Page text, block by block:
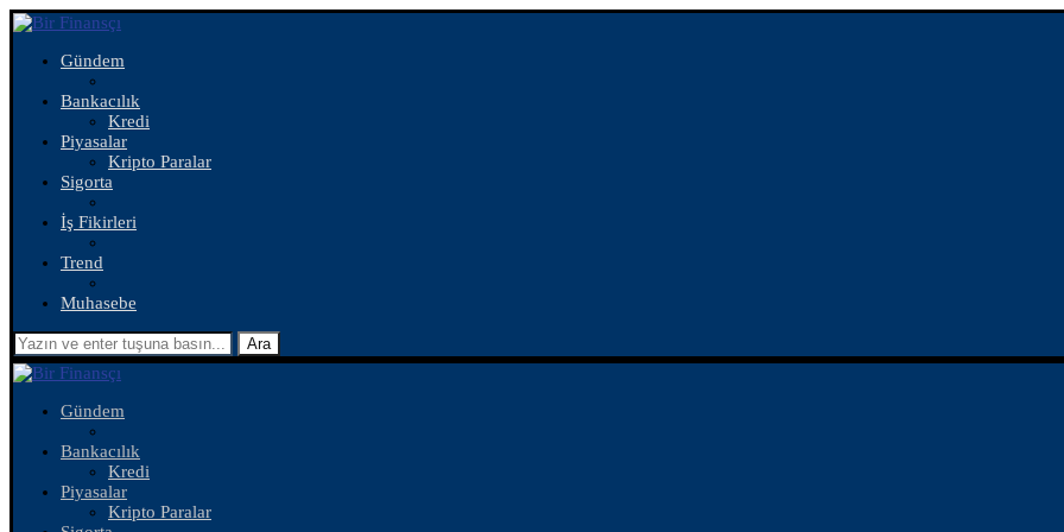
Gündem
Bankacılık
Kredi
Piyasalar
Kripto Paralar
Sigorta
İş Fikirleri
Trend
Muhasebe
Ara
Gündem
Bankacılık
Kredi
Piyasalar
Kripto Paralar